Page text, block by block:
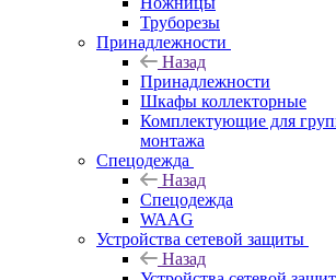
Труборезы
Принадлежности
Назад
Принадлежности
Шкафы коллекторные
Комплектующие для
монтажа
Спецодежда
Назад
Спецодежда
WAAG
Устройства сетевой защиты
Назад